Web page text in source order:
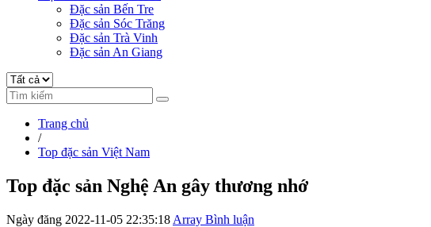
Đặc sản Bến Tre
Đặc sản Sóc Trăng
Đặc sản Trà Vinh
Đặc sản An Giang
Trang chủ
/
Top đặc sản Việt Nam
Top đặc sản Nghệ An gây thương nhớ
Ngày đăng 2022-11-05 22:35:18 Array Bình luận